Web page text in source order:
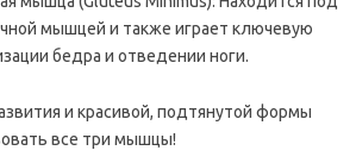
мышцей и также играет ключевую
бедра и отведении ноги.
и красивой, подтянутой формы
все три мышцы!